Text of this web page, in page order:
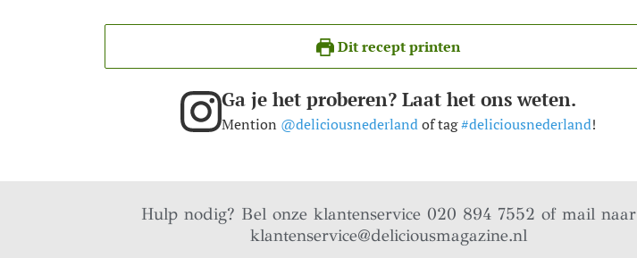
Dit recept printen
Ga je het proberen? Laat het ons weten.
Mention @deliciousnederlandof tag#deliciousnederland!
Hulp nodig? Bel onze klantenservice 020 894 7552 of mail naar
klantenservice@deliciousmagazine.nl